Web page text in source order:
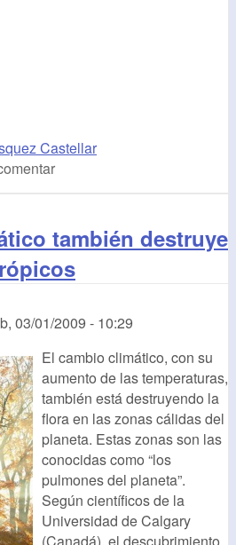
Castellar
también destruye
03/01/2009 - 10:29
El cambio climático, con su
aumento de las temperaturas,
también está destruyendo la
flora en las zonas cálidas del
planeta. Estas zonas son las
conocidas como “los
pulmones del planeta”.
Según científicos de la
Universidad de Calgary
(Canadá), el descubrimiento